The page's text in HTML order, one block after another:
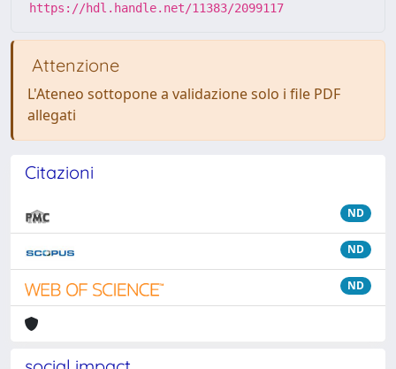
https://hdl.handle.net/11383/2099117
Attenzione
L'Ateneo sottopone a validazione solo i file PDF
allegati
Citazioni
ND
ND
ND